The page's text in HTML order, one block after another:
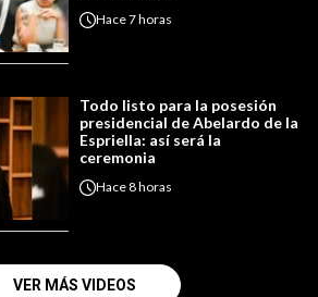
Hace7 horas
Todo listo para la posesión
presidencial de Abelardo de la
Espriella: así será la
ceremonia
Hace8 horas
VER MÁS VIDEOS